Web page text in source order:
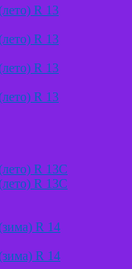
R 13
R 13
R 13
R 13
R 13С
R 13С
R 14
R 14